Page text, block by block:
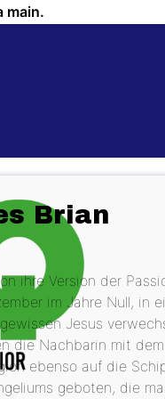
main.
Brian
ihre Version der
im Jahre Null, in
Jesus
die Nachbarin mit
ebenso auf die
geboten, die